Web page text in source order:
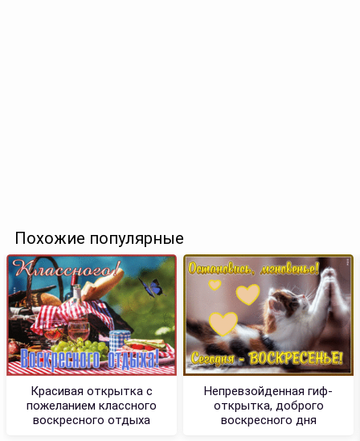
Похожие популярные
Красивая открытка с
пожеланием классного
воскресного отдыха
Непревзойденная гиф-
открытка, доброго
воскресного дня